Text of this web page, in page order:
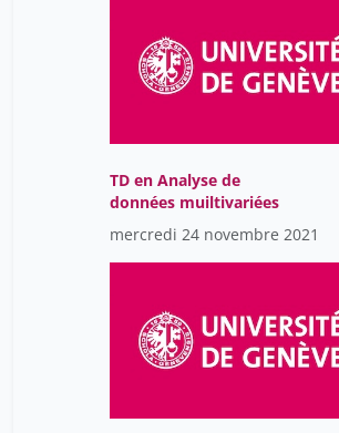
TD en Analyse de
données muiltivariées
mercredi 24 novembre 2021